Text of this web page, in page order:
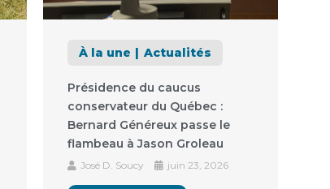
À la une Actualités
Présidence du caucus
conservateur du Québec :
Bernard Généreux passe le
flambeau à Jason Groleau
José D. Soucy juin 23, 2026